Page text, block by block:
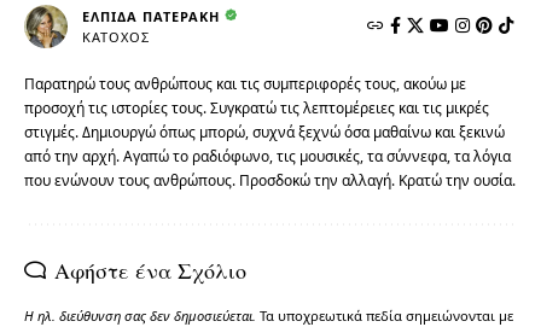
ΕΛΠΊΔΑ ΠΑΤΕΡΆΚΗ
ΚΆΤΟΧΟΣ
Παρατηρώ τους ανθρώπους και τις συμπεριφορές τους, ακούω με
προσοχή τις ιστορίες τους. Συγκρατώ τις λεπτομέρειες και τις μικρές
στιγμές. Δημιουργώ όπως μπορώ, συχνά ξεχνώ όσα μαθαίνω και ξεκινώ
από την αρχή. Αγαπώ το ραδιόφωνο, τις μουσικές, τα σύννεφα, τα λόγια
που ενώνουν τους ανθρώπους. Προσδοκώ την αλλαγή. Κρατώ την ουσία.
Αφήστε ένα Σχόλιο
Η ηλ. διεύθυνση σας δεν δημοσιεύεται. Τα υποχρεωτικά πεδία σημειώνονται με